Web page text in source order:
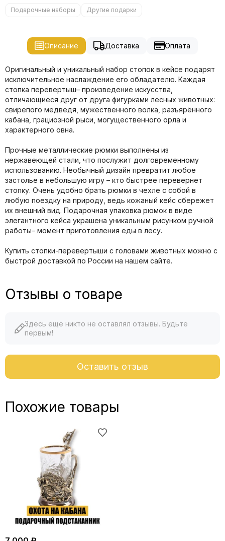
Подарочные наборы Другие подарки
Описание Доставка Оплата
Оригинальный и уникальный набор стопок в кейсе подарят
исключительное наслаждение его обладателю. Каждая
стопка перевертыш– произведение искусства,
отличающиеся друг от друга фигурками лесных животных:
свирепого медведя, мужественного волка, разъярённого
кабана, грациозной рыси, могущественного орла и
характерного овна.
Прочные металлические рюмки выполнены из
нержавеющей стали, что послужит долговременному
использованию. Необычный дизайн превратит любое
застолье в небольшую игру – кто быстрее перевернет
стопку. Очень удобно брать рюмки в чехле с собой в
любую поездку на природу, ведь кожаный кейс сбережет
их внешний вид. Подарочная упаковка рюмок в виде
элегантного кейса украшена уникальным рисунком ручной
работы– момент приготовления еды в лесу.
Купить стопки-перевертыши с головами животных можно с
быстрой доставкой по России на нашем сайте.
Отзывы о товаре
Здесь еще никто не оставлял отзывы. Будьте
первым!
Оставить отзыв
Похожие товары